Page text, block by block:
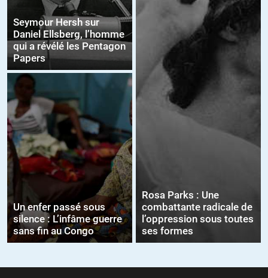
Seymour Hersh sur
Daniel Ellsberg, l’homme
qui a révélé les Pentagon
Papers
Un enfer passé sous
silence : L’infâme guerre
sans fin au Congo
Rosa Parks : Une
combattante radicale de
l’oppression sous toutes
ses formes